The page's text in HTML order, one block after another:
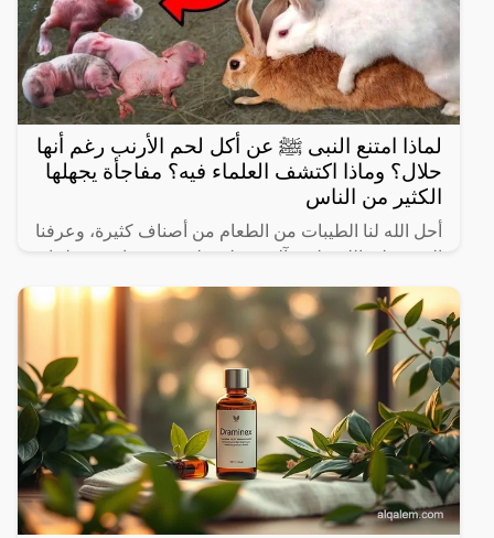
لماذا امتنع النبى ﷺ عن أكل لحم الأرنب رغم أنها
حلال؟ وماذا اكتشف العلماء فيه؟ مفاجأة يجهلها
الكثير من الناس
أحل الله لنا الطيبات من الطعام من أصناف كثيرة، وعرفنا
النبي صلى الله عليه وآله وسـلم على بعض ما حرم علينا،
ولكن يثير البعض من حين لآخر بعض المعلومات الغير